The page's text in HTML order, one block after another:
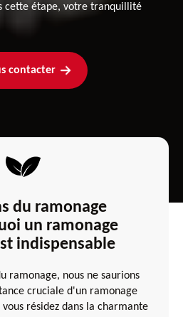
cette étape, votre tranquillité
contacter
du ramonage
un ramonage
indispensable
ramonage, nous ne saurions
cruciale d'un ramonage
résidez dans la charmante